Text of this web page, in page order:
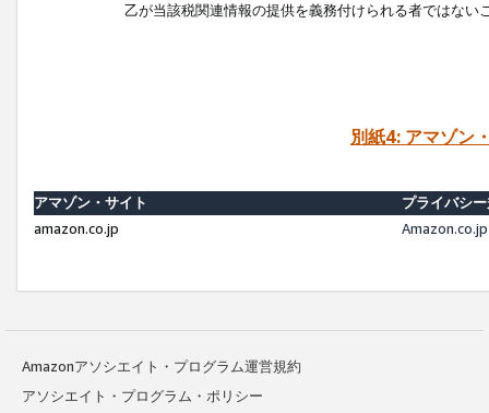
乙が当該税関連情報の提供を義務付けられる者ではな
別紙4: アマゾン
アマゾン・サイト
プライバシ
amazon.co.jp
Amazonアソシエイト・プログラム運営規約
アソシエイト・プログラム・ポリシー